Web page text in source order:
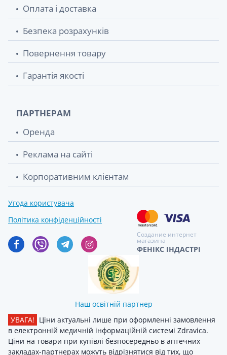
Оплата і доставка
Безпека розрахунків
Повернення товару
Гарантія якості
ПАРТНЕРАМ
Оренда
Реклама на сайті
Корпоративним клієнтам
Угода користувача
Політика конфіденційності
Создание интернет
магазина
ФЕНІКС ІНДАСТРІ
Наш освітній партнер
УВАГА! Ціни актуальні лише при оформленні замовлення
в електронній медичній інформаційній системі Zdravica.
Ціни на товари при купівлі безпосередньо в аптечних
закладах-партнерах можуть відрізнятися від тих, що